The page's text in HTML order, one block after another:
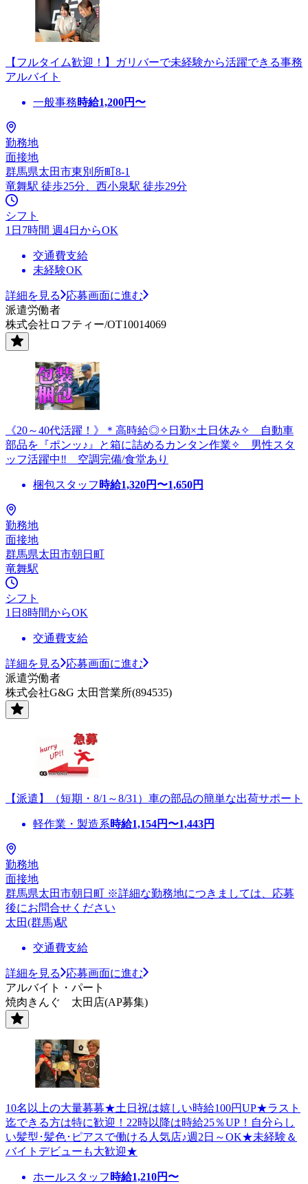
【フルタイム歓迎！】ガリバーで未経験から活躍できる事務
アルバイト
一般事務時給1,200円〜
勤務地
面接地
群馬県太田市東別所町8-1
竜舞駅 徒歩25分、西小泉駅 徒歩29分
シフト
1日7時間 週4日からOK
交通費支給
未経験OK
詳細を見る
応募画面に進む
派遣労働者
株式会社ロフティー/OT10014069
《20～40代活躍！》＊高時給◎✧日勤×土日休み✧ 自動車
部品を『ポンッ♪』と箱に詰めるカンタン作業✧ 男性スタ
ッフ活躍中‼ 空調完備/食堂あり
梱包スタッフ 時給1,320円〜1,650円
勤務地
面接地
群馬県太田市朝日町
竜舞駅
シフト
1日8時間からOK
交通費支給
詳細を見る
応募画面に進む
派遣労働者
株式会社G&G 太田営業所(894535)
【派遣】（短期・8/1～8/31）車の部品の簡単な出荷サポート
軽作業・製造系時給1,154円〜1,443円
勤務地
面接地
群馬県太田市朝日町 ※詳細な勤務地につきましては、応募
後にお問合せください
太田(群馬)駅
交通費支給
詳細を見る
応募画面に進む
アルバイト・パート
焼肉きんぐ 太田店(AP募集)
10名以上の大量募募★土日祝は嬉しい時給100円UP★ラスト
迄できる方は特に歓迎！22時以降は時給25％UP！自分らし
い髪型･髪色･ピアスで働ける人気店♪週2日～OK★未経験＆
バイトデビューも大歓迎★
ホールスタッフ 時給1,210円〜